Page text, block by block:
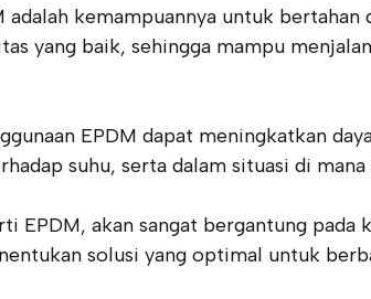
kemampuannya untuk
yang baik, sehingga mampu
EPDM dapat meningkatkan
suhu, serta dalam situasi di
EPDM, akan sangat bergantung
solusi yang optimal untuk